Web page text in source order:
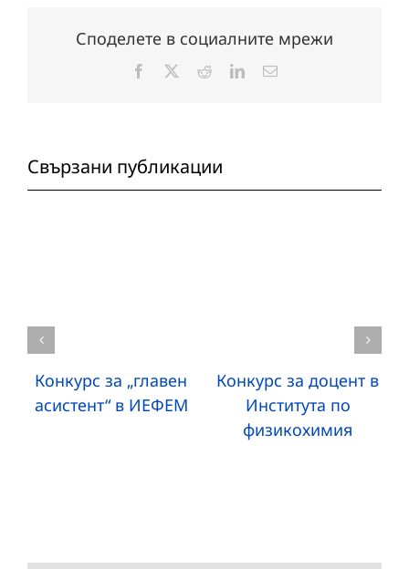
Споделете в социалните мрежи
Facebook RedditLinkedInЕлектронна
Свързани публикации
Конкурс за „главен
асистент“ в ИЕФЕМ
Конкурс за доцент в
Института по
физикохимия